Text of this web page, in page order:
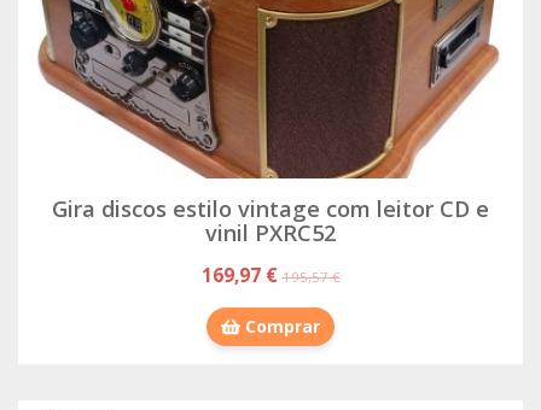
Gira discos estilo vintage com leitor CD e
vinil PXRC52
169,97 €195,57 €
Comprar